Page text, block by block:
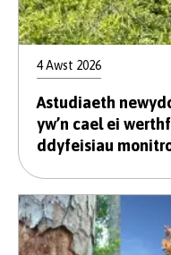
4 Awst 2026
Astudiaeth
yw’n cael ei
ddyfeisiau